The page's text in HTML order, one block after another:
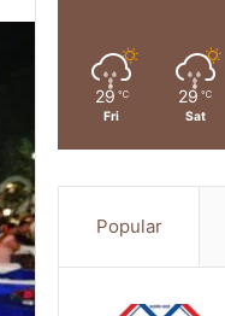
29 ℃
Fri
29 ℃
Sat
Popular